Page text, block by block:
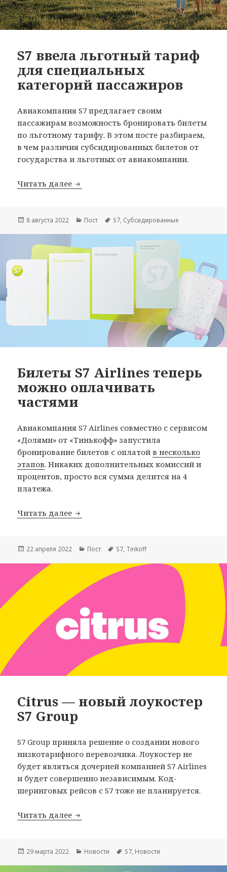
S7 ввела льготный тариф
для специальных
категорий пассажиров
Авиакомпания S7 предлагает своим
пассажирам возможность бронировать билеты
по льготному тарифу. В этом посте разбираем,
в чем различия субсидированных билетов от
государства и льготных от авиакомпании.
Читать далее S7 ввела льготный тариф для
Опубликовано
8 августа 2022 Рубрики
Пост Метки
S7, Субсидированные
Билеты S7 Airlines теперь
можно оплачивать
частями
Авиакомпания S7 Airlines совместно с сервисом
«Долями» от «Тинькофф» запустила
бронирование билетов с оплатойв несколько
этапов. Никаких дополнительных комиссий и
процентов, просто вся сумма делится на 4
платежа.
Читать далее Билеты S7 Airlines теперь можно
Опубликовано
22 апреля 2022 Рубрики
Пост Метки
S7, Tinkoff
Citrus — новый лоукостер
S7 Group
S7 Group приняла решение о создании нового
низкотарифного перевозчика. Лоукостер не
будет являться дочерней компанией S7 Airlines
и будет совершенно независимым. Код-
шеринговых рейсов с S7 тоже не планируется.
Читать далее Citrus — новый лоукостер S7 Group
Опубликовано
29 марта 2022 Рубрики
Новости Метки
S7, Новости